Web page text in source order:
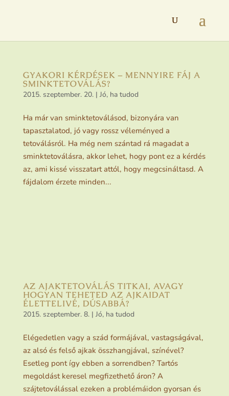
GYAKORI KÉRDÉSEK – MENNYIRE FÁJ A
SMINKTETOVÁLÁS?
2015. szeptember. 20.| Jó, ha tudod
Ha már van sminktetoválásod, bizonyára van
tapasztalatod, jó vagy rossz véleményed a
tetoválásról. Ha még nem szántad rá magadat a
sminktetoválásra, akkor lehet, hogy pont ez a kérdés
az, ami kissé visszatart attól, hogy megcsináltasd. A
fájdalom érzete minden...
AZ AJAKTETOVÁLÁS TITKAI, AVAGY
HOGYAN TEHETED AZ AJKAIDAT
ÉLETTELIVÉ, DÚSABBÁ?
2015. szeptember. 8.| Jó, ha tudod
Elégedetlen vagy a szád formájával, vastagságával,
az alsó és felső ajkak összhangjával, színével?
Esetleg pont így ebben a sorrendben? Tartós
megoldást keresel megfizethető áron? A
szájtetoválással ezeken a problémáidon gyorsan és